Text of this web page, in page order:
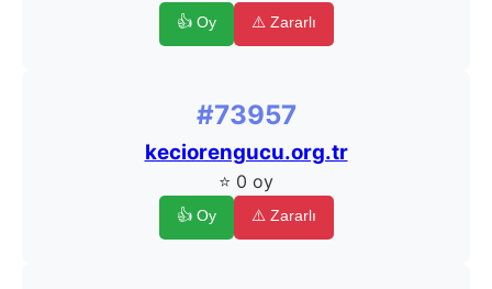
👍 Oy ⚠️ Zararlı
#73957
keciorengucu.org.tr
⭐ 0 oy
👍 Oy ⚠️ Zararlı